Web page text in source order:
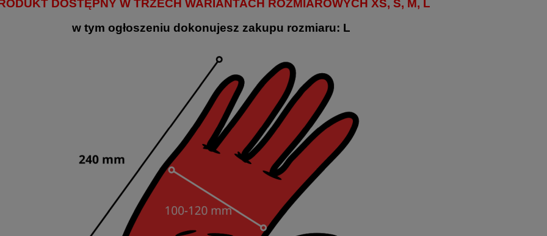
DOSTĘPNY W TRZECH WARIANTACH ROZMIAROWYCH XS, S, M, L
w tym ogłoszeniu dokonujesz zakupu rozmiaru: L